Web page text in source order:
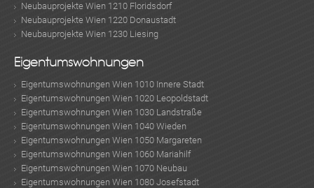
Neubauprojekte Wien 1210 Floridsdorf
Neubauprojekte Wien 1220 Donaustadt
Neubauprojekte Wien 1230 Liesing
Eigentumswohnungen
Eigentumswohnungen Wien 1010 Innere Stadt
Eigentumswohnungen Wien 1020 Leopoldstadt
Eigentumswohnungen Wien 1030 Landstraße
Eigentumswohnungen Wien 1040 Wieden
Eigentumswohnungen Wien 1050 Margareten
Eigentumswohnungen Wien 1060 Mariahilf
Eigentumswohnungen Wien 1070 Neubau
Eigentumswohnungen Wien 1080 Josefstadt